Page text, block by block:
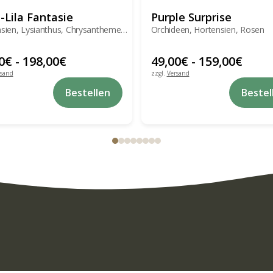
Lila Fantasie
Lysianthus, Chrysanthemen,
€- 198,00€
Bestellen
Produkt
auf.
Die
der
Purple Surprise
Orchideen, Hortensien, Rosen
49,00€- 159,00€
zzgl. Versand